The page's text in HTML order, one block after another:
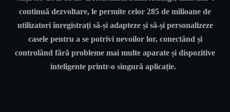
continuă dezvoltare, le permite celor 285 de milioane de
utilizatori înregistrați să-și adapteze și să-și personalizeze
casele pentru a se potrivi nevoilor lor, conectând și
controlând fără probleme mai multe aparate și dispozitive
inteligente printr-o singură aplicație.